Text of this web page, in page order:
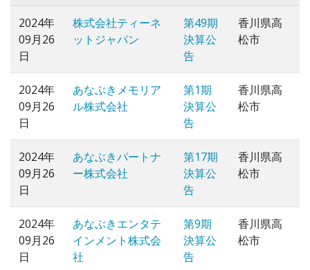
2024年
09月26
日
株式会社ティーネ
ットジャパン
第49期
決算公
告
香川県高
松市
2024年
09月26
日
あなぶきメモリア
ル株式会社
第1期
決算公
告
香川県高
松市
2024年
09月26
日
あなぶきパートナ
ー株式会社
第17期
決算公
告
香川県高
松市
2024年
09月26
日
あなぶきエンタテ
インメント株式会
社
第9期
決算公
告
香川県高
松市